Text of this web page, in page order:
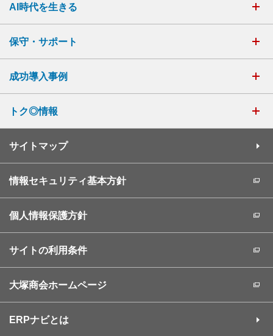
AI時代を生きる
保守・サポート
成功導入事例
トク◎情報
サイトマップ
情報セキュリティ基本方針
個人情報保護方針
サイトの利用条件
大塚商会ホームページ
ERPナビとは